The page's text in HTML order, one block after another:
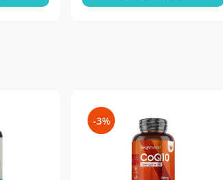
-3%